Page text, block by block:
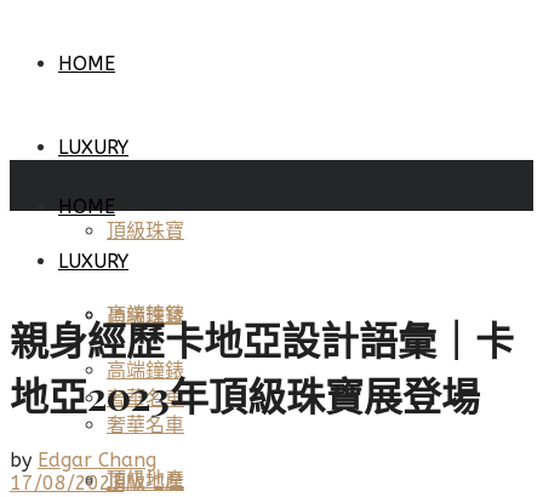
HOME
LUXURY
頂級珠寶
高端鐘錶
奢華名車
頂級地產
HOME
LUXURY
頂級珠寶
高端鐘錶
奢華名車
頂級地產
親身經歷卡地亞設計語彙｜卡
地亞2023年頂級珠寶展登場
by Edgar Chang
17/08/2023